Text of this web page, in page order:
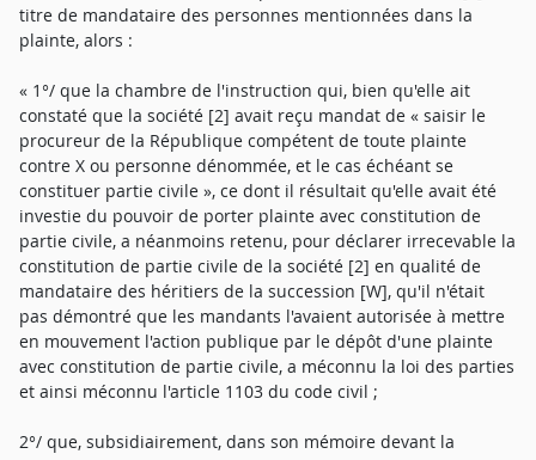
titre de mandataire des personnes mentionnées dans la
plainte, alors :
« 1°/ que la chambre de l'instruction qui, bien qu'elle ait
constaté que la société [2] avait reçu mandat de « saisir le
procureur de la République compétent de toute plainte
contre X ou personne dénommée, et le cas échéant se
constituer partie civile », ce dont il résultait qu'elle avait été
investie du pouvoir de porter plainte avec constitution de
partie civile, a néanmoins retenu, pour déclarer irrecevable la
constitution de partie civile de la société [2] en qualité de
mandataire des héritiers de la succession [W], qu'il n'était
pas démontré que les mandants l'avaient autorisée à mettre
en mouvement l'action publique par le dépôt d'une plainte
avec constitution de partie civile, a méconnu la loi des parties
et ainsi méconnu l'article 1103 du code civil ;
2°/ que, subsidiairement, dans son mémoire devant la